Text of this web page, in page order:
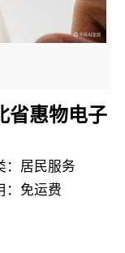
省惠物电子
：居民服务
：免运费